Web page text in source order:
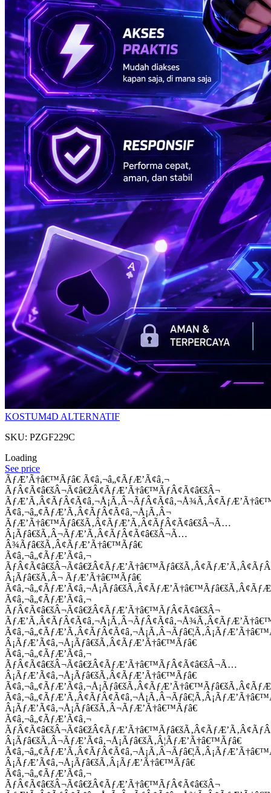
KOSTUM4D ALTERNATIF
SKU: PZGF229C
Loading
See price
ÃƒÆ’Ã†â€™Ãƒâ€ Ã¢â‚¬â„¢ÃƒÆ’Ã¢â‚¬
ÃƒÂ¢Ã¢â€šÂ¬Ã¢â€žÂ¢ÃƒÆ’Ã†â€™ÃƒÂ¢Ã¢â€šÂ¬
Ã¢â‚¬â„¢ÃƒÆ’Ã‚Â¢ÃƒÂ¢Ã¢â‚¬Å¡Ã‚Â¬
ÃƒÆ’Ã†â€™Ãƒâ€šÃ‚Â¢ÃƒÆ’Ã‚Â¢ÃƒÂ¢Ã¢â€šÂ¬Ã…
Â¡Ãƒâ€šÃ‚Â¬ÃƒÆ’Ã‚Â¢ÃƒÂ¢Ã¢â€šÂ¬Ã…
Â¾Ãƒâ€šÃ‚Â¢ÃƒÆ’Ã†â€™Ãƒâ€
Ã¢â‚¬â„¢ÃƒÆ’Ã¢â‚¬
Â¡Ãƒâ€šÃ‚Â¬ ÃƒÆ’Ã†â€™Ãƒâ€
Ã¢â‚¬â„¢ÃƒÆ’Ã¢â‚¬
ÃƒÂ¢Ã¢â€šÂ¬Ã¢â€žÂ¢ÃƒÆ’Ã†â€™ÃƒÂ¢Ã¢â€šÂ¬
Â¡ÃƒÆ’Ã¢â‚¬Å¡Ãƒâ€šÃ‚Â¢ÃƒÆ’Ã†â€™Ãƒâ€
Ã¢â‚¬â„¢ÃƒÆ’Ã¢â‚¬
ÃƒÂ¢Ã¢â€šÂ¬Ã¢â€žÂ¢ÃƒÆ’Ã†â€™ÃƒÂ¢Ã¢â€šÂ¬Ã…
Â¡ÃƒÆ’Ã¢â‚¬Å¡Ãƒâ€šÃ‚Â¢ÃƒÆ’Ã†â€™Ãƒâ€
Â¡ÃƒÆ’Ã¢â‚¬Å¡Ãƒâ€šÃ‚Â¬ÃƒÆ’Ã†â€™Ãƒâ€
Ã¢â‚¬â„¢ÃƒÆ’Ã¢â‚¬
Â¡Ãƒâ€šÃ‚Â¬ÃƒÆ’Ã¢â‚¬Å¡Ãƒâ€šÃ‚Â¦ÃƒÆ’Ã†â€™Ãƒâ€
Â¡ÃƒÆ’Ã¢â‚¬Å¡Ãƒâ€šÃ‚Â¡ÃƒÆ’Ã†â€™Ãƒâ€
Ã¢â‚¬â„¢ÃƒÆ’Ã¢â‚¬
ÃƒÂ¢Ã¢â€šÂ¬Ã¢â€žÂ¢ÃƒÆ’Ã†â€™ÃƒÂ¢Ã¢â€šÂ¬